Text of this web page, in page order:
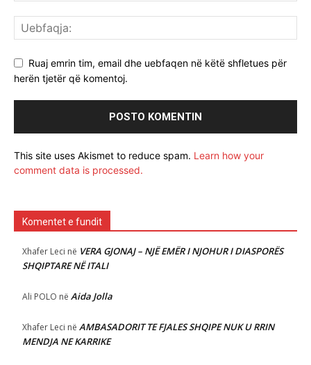
Ruaj emrin tim, email dhe uebfaqen në këtë shfletues për
herën tjetër që komentoj.
This site uses Akismet to reduce spam. Learn how your
comment data is processed.
Komentet e fundit
Xhafer Leci në VERA GJONAJ – NJË EMËR I NJOHUR I DIASPORËS
SHQIPTARE NË ITALI
Ali POLO në Aida Jolla
Xhafer Leci në AMBASADORIT TE FJALES SHQIPE NUK U RRIN
MENDJA NE KARRIKE